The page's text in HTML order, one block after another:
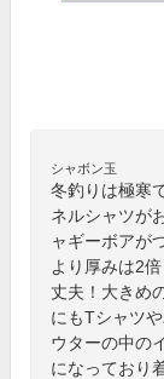
シャボン玉
冬釣りは極寒
ネルシャツが
ャギーボアが
より厚みは2
丈夫！大きめ
にもTシャツ
ウターの中の
になっており